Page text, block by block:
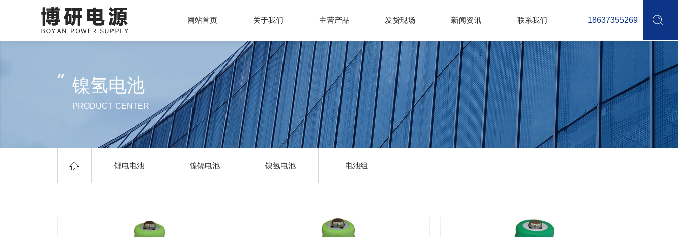
网站首页 关于我们 主营产品 发货现场 新闻资讯 联系我们 18637355269
镍氢电池
PRODUCT CENTER
锂电电池 镍镉电池 镍氢电池 电池组